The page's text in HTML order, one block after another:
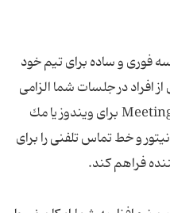
فوری و ساده برای تیم خود
افراد در جلسات شما الزامی
نیست، نسخه رایگان MeetingBurner برای ویندوز یا مك
و خط تماس تلفنی را برای